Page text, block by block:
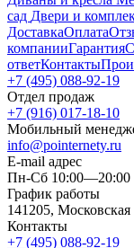
сад Двери и
ДоставкаОплата
компанииГарантия
ответКонтакты
+7 (495) 088-92-19
Отдел продаж
+7 (916) 017-18-10
Мобильный
info@pointernety.ru
E-mail адрес
Пн-Сб 10:00—20:00
График работы
141205,
Контакты
+7 (495) 088-92-19